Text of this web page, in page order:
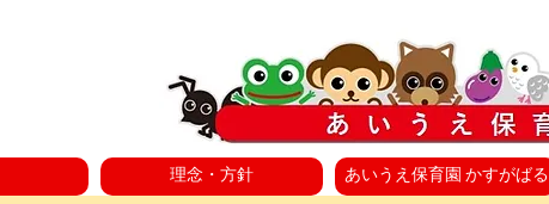
理念・方針 あいうえ保育園 かすがばる